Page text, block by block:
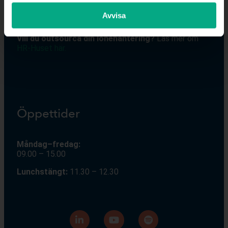
Avvisa
Vid arbetsgivarfrågor för dig som är medlem:
08-676 69 69,svardirekt@fastigo.se
Vill du outsourca din lönehantering?Läs mer om
Öppettider
Måndag–fredag:
09.00 – 15.00
Lunchstängt: 11.30 – 12.30